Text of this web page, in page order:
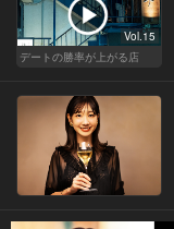
Vol.15
デートの勝率が上がる店